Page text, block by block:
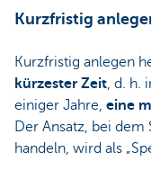
Kurzfristig
Kurzfristig anlegen
kürzester Zeit, d. h.
einiger Jahre, eine
Der Ansatz, bei
handeln, wird als